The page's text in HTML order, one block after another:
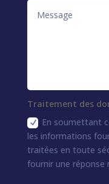
Traitement des
En soumettant
les informations
traitées en toute
fournir une réponse